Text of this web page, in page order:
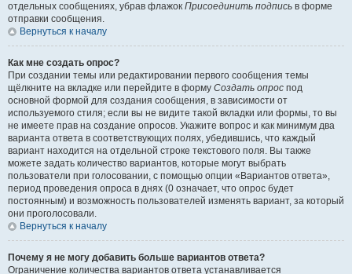
отдельных сообщениях, убрав флажок Присоединить подпись в форме
отправки сообщения.
Вернуться к началу
Как мне создать опрос?
При создании темы или редактировании первого сообщения темы
щёлкните на вкладке или перейдите в форму Создать опрос под
основной формой для создания сообщения, в зависимости от
используемого стиля; если вы не видите такой вкладки или формы, то вы
не имеете прав на создание опросов. Укажите вопрос и как минимум два
варианта ответа в соответствующих полях, убедившись, что каждый
вариант находится на отдельной строке текстового поля. Вы также
можете задать количество вариантов, которые могут выбрать
пользователи при голосовании, с помощью опции «Вариантов ответа»,
период проведения опроса в днях (0 означает, что опрос будет
постоянным) и возможность пользователей изменять вариант, за который
они проголосовали.
Вернуться к началу
Почему я не могу добавить больше вариантов ответа?
Ограничение количества вариантов ответа устанавливается